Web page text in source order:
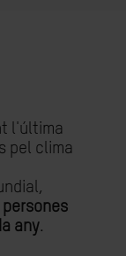
l'última
pel clima
any.